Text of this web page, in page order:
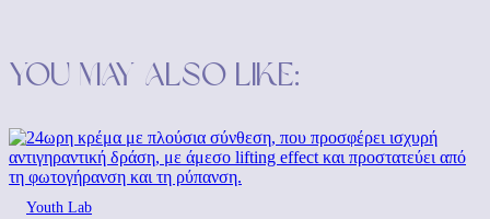
You may also like:
Youth Lab